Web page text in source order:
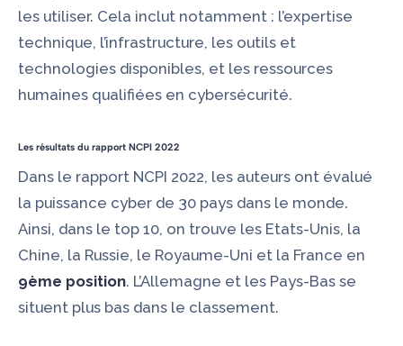
les utiliser. Cela inclut notamment : l’expertise
technique, l’infrastructure, les outils et
technologies disponibles, et les ressources
humaines qualifiées en cybersécurité.
Les résultats du rapport NCPI 2022
Dans le rapport NCPI 2022, les auteurs ont évalué
la puissance cyber de 30 pays dans le monde.
Ainsi, dans le top 10, on trouve les Etats-Unis, la
Chine, la Russie, le Royaume-Uni et la France en
9ème position. L’Allemagne et les Pays-Bas se
situent plus bas dans le classement.